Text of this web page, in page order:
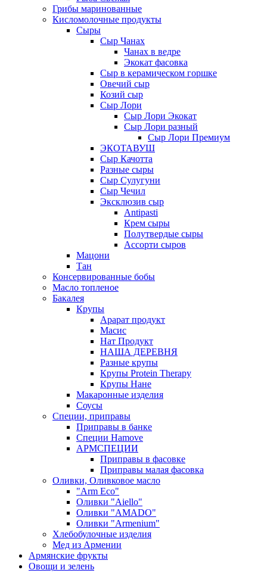
Грибы маринованные
Кисломолочные продукты
Сыры
Сыр Чанах
Чанах в ведре
Экокат фасовка
Сыр в керамическом горшке
Овечий сыр
Козий сыр
Сыр Лори
Сыр Лори Экокат
Сыр Лори разный
Сыр Лори Премиум
ЭКОТАВУШ
Сыр Качотта
Разные сыры
Сыр Сулугуни
Сыр Чечил
Эксклюзив сыр
Antipasti
Крем сыры
Полутвердые сыры
Ассорти сыров
Мацони
Тан
Консервированные бобы
Масло топленое
Бакалея
Крупы
Арарат продукт
Масис
Нат Продукт
НАША ДЕРЕВНЯ
Разные крупы
Крупы Protein Therapy
Крупы Нане
Макаронные изделия
Соусы
Специи, приправы
Приправы в банке
Специи Hamove
АРМСПЕЦИИ
Приправы в фасовке
Приправы малая фасовка
Оливки, Оливковое масло
"Arm Eco"
Оливки "Aiello"
Оливки "AMADO"
Оливки "Armenium"
Хлебобулочные изделия
Мед из Армении
Армянские фрукты
Овощи и зелень